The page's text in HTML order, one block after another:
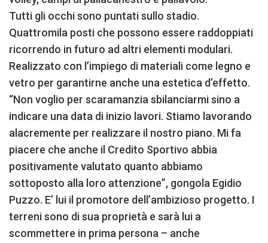
Tutti gli occhi sono puntati sullo stadio.
Quattromila posti che possono essere raddoppiati
ricorrendo in futuro ad altri elementi modulari.
Realizzato con l’impiego di materiali come legno e
vetro per garantirne anche una estetica d’effetto.
“Non voglio per scaramanzia sbilanciarmi sino a
indicare una data di inizio lavori. Stiamo lavorando
alacremente per realizzare il nostro piano. Mi fa
piacere che anche il Credito Sportivo abbia
positivamente valutato quanto abbiamo
sottoposto alla loro attenzione”, gongola Egidio
Puzzo. E’ lui il promotore dell’ambizioso progetto. I
terreni sono di sua proprietà e sarà lui a
scommettere in prima persona – anche